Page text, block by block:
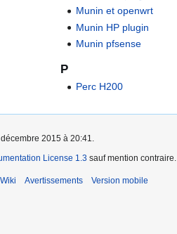
Munin et openwrt
Munin HP plugin
Munin pfsense
P
Perc H200
2015 à 20:41.
License 1.3 sauf mention contraire.
Avertissements Version mobile